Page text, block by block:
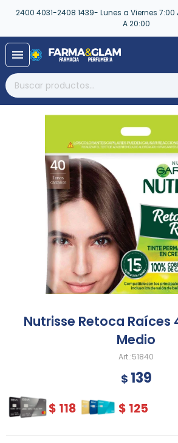
2400 4031-2408 1439- Lunes a Viernes 7:00
A 20:00
menu
Nutrisse Retoca Raíces
Medio
51840
$ 139
$ 118 $ 125